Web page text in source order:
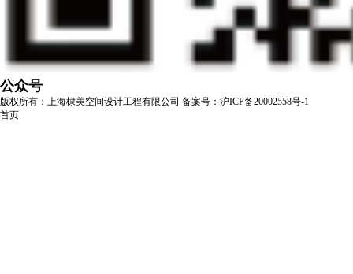
公众号
版权所有：上海棣美空间设计工程有限公司 备案号：沪ICP备20002558号-1
首页